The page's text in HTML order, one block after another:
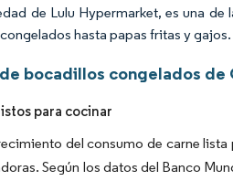
de Lulu Hypermarket, es una
hasta papas fritas y gajos.
bocadillos congelados
para cocinar
del consumo de carne
Según los datos del Banco